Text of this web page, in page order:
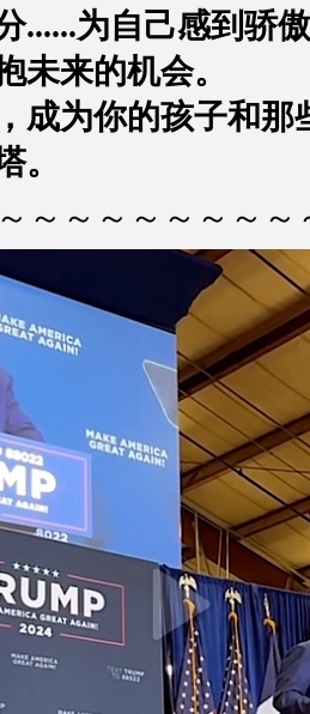
......为自己感到骄
未来的机会。
成为你的孩子和那
。
～～～～～～～～